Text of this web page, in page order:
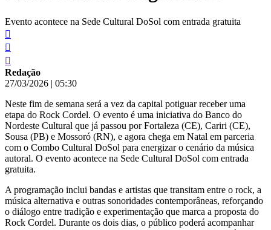
Evento acontece na Sede Cultural DoSol com entrada gratuita
Redação
27/03/2026 | 05:30
Neste fim de semana será a vez da capital potiguar receber uma
etapa do Rock Cordel. O evento é uma iniciativa do Banco do
Nordeste Cultural que já passou por Fortaleza (CE), Cariri (CE),
Sousa (PB) e Mossoró (RN), e agora chega em Natal em parceria
com o Combo Cultural DoSol para energizar o cenário da música
autoral. O evento acontece na Sede Cultural DoSol com entrada
gratuita.
A programação inclui bandas e artistas que transitam entre o rock, a
música alternativa e outras sonoridades contemporâneas, reforçando
o diálogo entre tradição e experimentação que marca a proposta do
Rock Cordel. Durante os dois dias, o público poderá acompanhar